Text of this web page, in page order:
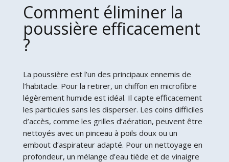
Comment éliminer la
poussière efficacement
?
La poussière est l’un des principaux ennemis de
l’habitacle. Pour la retirer, un chiffon en microfibre
légèrement humide est idéal. Il capte efficacement
les particules sans les disperser. Les coins difficiles
d’accès, comme les grilles d’aération, peuvent être
nettoyés avec un pinceau à poils doux ou un
embout d’aspirateur adapté. Pour un nettoyage en
profondeur, un mélange d’eau tiède et de vinaigre